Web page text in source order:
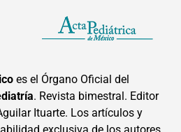
es el Órgano Oficial del
. Revista bimestral. Editor
Ituarte. Los artículos y
exclusiva de los autores.